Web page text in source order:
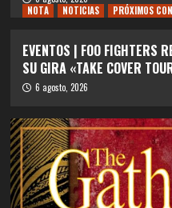
NOTA
NOTICIAS PRÓXIMOS
EVENTOS | FOO FIGHTERS
SU GIRA «TAKE COVER
6 agosto, 2026